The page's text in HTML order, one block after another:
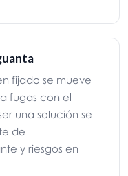
fijado se mueve
fugas con el
una solución se
de
y riesgos en